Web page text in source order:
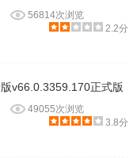
56814次浏览
2.2分
v66.0.3359.170正式版
49055次浏览
3.8分